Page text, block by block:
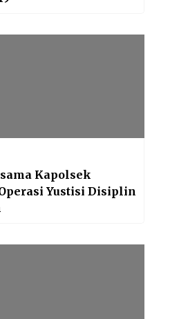
Kapolsek
Yustisi Disiplin